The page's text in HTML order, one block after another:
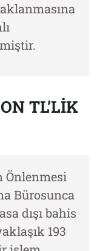
TL’LİK
Önlenmesi
Bürosunca
dışı bahis
193